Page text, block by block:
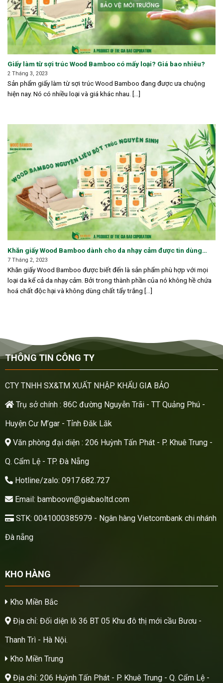
Giấy làm từ sợi trúc Wood Bamboo có mấy loại? Giá bao nhiêu?
2 Tháng 3, 2023
Sản phẩm giấy làm từ sợi trúc Wood Bamboo đang được ưa chuộng
hiện nay. Nó có nhiều loại và giá khác nhau. [...]
Khăn giấy Wood Bamboo dành cho da nhạy cảm được tin dùng
hiện nay
7 Tháng 2, 2023
Khăn giấy Wood Bamboo được biết đến là sản phẩm phù hợp với mọi
loại da kể cả da nhạy cảm. Bởi trong thành phần của nó không hề chứa
hoá chất độc hại và không dùng chất tẩy trắng [...]
THÔNG TIN CÔNG TY
CTY TNHH SX&TM XUẤT NHẬP KHẨU GIA BẢO
Trụ sở chính : 86C đường Nguyễn Trãi - TT Quảng Phú -
Huyện Cư M’gar - Tỉnh Đăk Lăk
Văn phòng đại diện : 206 Huỳnh Tấn Phát - P. Khuê Trung -
Q. Cẩm Lệ - TP. Đà Nẵng
Hotline/zalo: 0917.682.727
Email: bamboovn@giabaoltd.com
STK: 0041000385979 - Ngân hàng Vietcombank chi nhánh
Đà nẵng
KHO HÀNG
Kho Miền Bắc
Địa chỉ: Đối diện lô 36 BT 05 Khu đô thị mới cầu Bươu -
Thanh Trì - Hà Nội.
Kho Miền Trung
Địa chỉ: 206 Huỳnh Tấn Phát - P. Khuê Trung - Q. Cẩm Lệ -